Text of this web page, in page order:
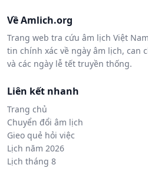
Về Amlich.org
Trang web tra cứu âm lịch Việt
tin chính xác về ngày âm lịch, can
và các ngày lễ tết truyền thống.
Liên kết nhanh
Trang chủ
Chuyển đổi âm lịch
Gieo quẻ hỏi việc
Lịch năm 2026
Lịch tháng 8